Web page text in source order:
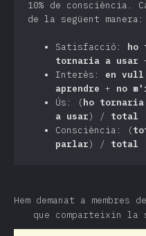
10% de consciència.
de la següent manera:
Satisfacció: ho
tornaria a usar
Interès: en vull
aprendre + no
Ús: (ho
a usar) / total
Consciència: (
parlar) / total
Hem demanat a
que comparteixin